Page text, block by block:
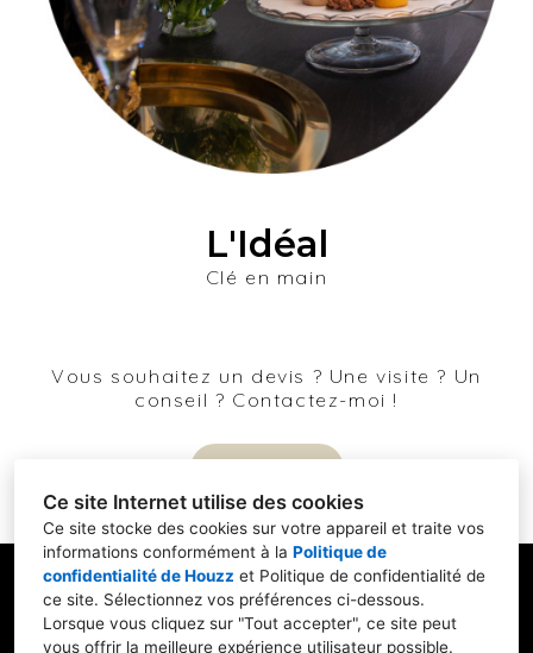
Ce site Internet utilise des cookies
Ce site stocke des cookies sur votre appareil et traite vos
informations conformément à la Politique de
confidentialité de Houzz et Politique de confidentialité de
ce site. Sélectionnez vos préférences ci-dessous.
Lorsque vous cliquez sur "Tout accepter", ce site peut
vous offrir la meilleure expérience utilisateur possible.
L'Idéal
Clé en main
Vous souhaitez un devis ? Une visite ? Un
conseil ? Contactez-moi !
51 rue de Licellion 22120 Hillion Côtes d'Armor
+33 6 64 46 46 65